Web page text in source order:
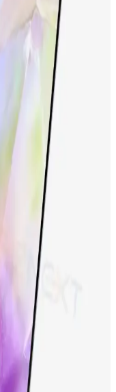
çeken, geniş ekranı,
kullanım için ideal
10
İçin Uygun
özellikleri, kullanıcı
en uygun telefonu
Performans ve
Akıllı
performans ve
telefon modeli.
Performans ve
gelişmiş kamera ve
telefon. Günlük
seçenek.
Tasarım,